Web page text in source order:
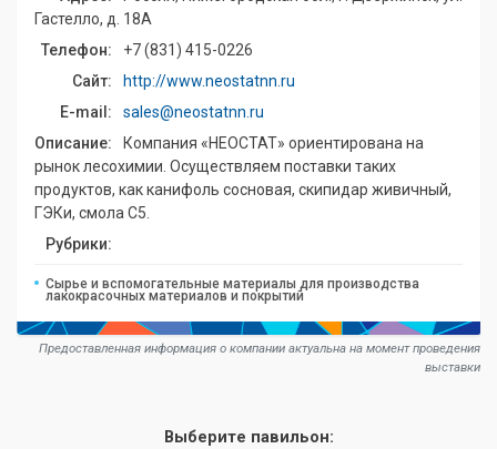
Гастелло, д. 18А
Телефон:
+7 (831) 415-0226
Сайт:
http://www.neostatnn.ru
E-mail:
sales@neostatnn.ru
Описание:
Компания «НЕОСТАТ» ориентирована на
рынок лесохимии. Осуществляем поставки таких
продуктов, как канифоль сосновая, скипидар живичный,
ГЭКи, смола С5.
Рубрики:
Сырье и вспомогательные материалы для производства
лакокрасочных материалов и покрытий
Предоставленная информация о компании актуальна на момент проведения
выставки
Выберите павильон: